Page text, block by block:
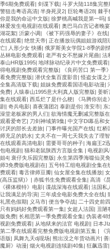
季6期免费观看| 剑谍下载| 斗罗大陆118集完整
警狙击粤语高清| 半身死灵2| 巨轮粤语28| 棘手
你是我的命运中文版| 徐梦桃高喊我是第一吗|
林爱发生电视剧在线观看| 奥巴马白宫记者晚宴
湖花絮| 沂蒙小调| 《被下药强辱的妻子》在线|
在线观看| 绝世天帝| 正在播放玩偶姐姐游戏陪
亡| 人形少女 快播| 俄罗斯美女学院1-8季的剧
丛林电影免费观看| 老严有女不愁嫁片尾曲| 法
泰山HR版1995| 地球脉动纪录片中文免费观看|
得电视剧免费观看完整版| 《良药苦口 第一季》
看免费完整版| 潜伏全集百度影音|怪盗女谍之
全集高清版下载| 姐妹免费观看国语电影动漫|
免费| 人猿泰山1995意大利真人版完整版| 姜昕
集在线观看| 西瓜烂了是什么梗| 《马腾你别走》
剧 | 奇兵电影| 喜夜蒲团2| 泰剧是你| 淮安市| 东
澡堂老板家的男人们| 欲海情魔无删减完整版
观看爱奇艺| 刀剑神域第9集| 中文字Dl幕岳和
讨厌的部长去差旅| 门事件曝光国产在线| 红桥
师充足的奶水| 丈夫不在一周七天我失去了理智
在线观看高清电影| 需要哥哥的种子| 海扁王2
包电视剧 | 猫和老鼠陕西方言版全集 | 电视剧
姐4| 衰仔失乐园完整版| 永生第四季海噬仙灵
师3免费版电视剧在| 五号特工组电视剧全集在
费观看| 毒舌律师豆瓣| 仙女屋全集在线播放|
(高压监狱)》 | 赤狐书生免费观看全集| 高清《
《裸体模特》电影| 谍战深海在线观看| 法国私
让我满足的导演| 三年成全电影免费大全在线|
礼黑色假期| 义马市| 便当争夺战| 二十四史前
只有妈妈好免费观看第一集| 女超人法国| 丑陋
版免费| 长相思第一季免费观看全集| 伪装者48
视剧免费观看| 从地狱来的法官 电视剧 | 日本
第二季在线观看完整免费版电视剧第五集 | 《
语版| 凤舞九天dj现场| 熊出没之年货动画片| 善
魔厨》动漫| 烟火电视剧连续剧40集| 狂飙迅雷|